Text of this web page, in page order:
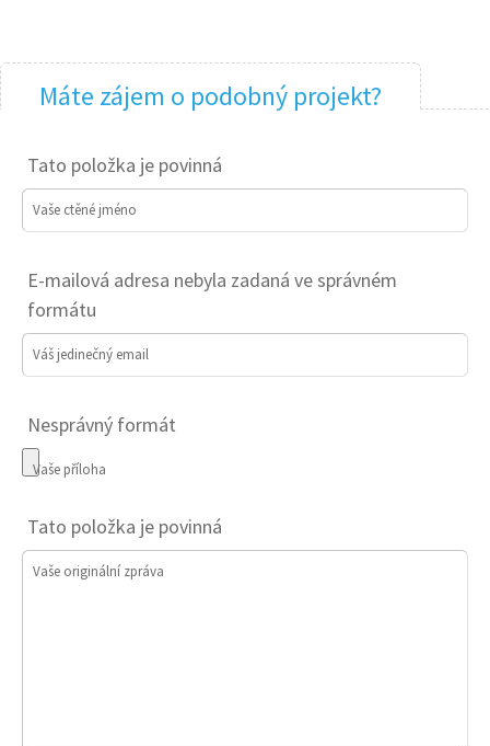
Máte zájem o podobný projekt?
Tato položka je povinná
Vaše ctěné jméno
E-mailová adresa nebyla zadaná ve správném
formátu
Váš jedinečný email
Nesprávný formát
Vaše příloha
Tato položka je povinná
Vaše originální zpráva